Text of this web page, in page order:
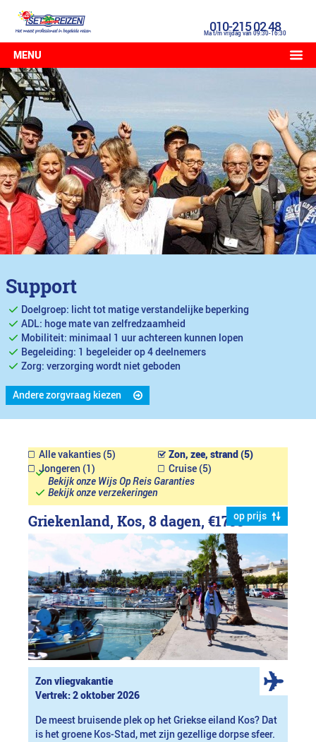
010-215 02 48
Ma t/m vrijdag van 09:30-16:30
MENU
Support
Doelgroep: licht tot matige verstandelijke beperking
ADL: hoge mate van zelfredzaamheid
Mobiliteit: minimaal 1 uur achtereen kunnen lopen
Begeleiding: 1 begeleider op 4 deelnemers
Zorg: verzorging wordt niet geboden
Andere zorgvraag kiezen
Alle vakanties (5)
Zon, zee, strand (5)
Jongeren (1)
Cruise (5)
Bekijk onze Wijs Op Reis Garanties
Bekijk onze verzekeringen
op prijs
Griekenland, Kos, 8 dagen, €1799
Zon vliegvakantie
Vertrek: 2 oktober 2026
De meest bruisende plek op het Griekse eiland Kos? Dat
is het groene Kos-Stad, met zijn gezellige dorpse sfeer.